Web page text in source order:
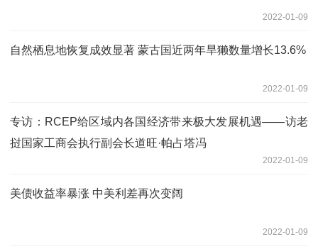
2022-01-09
自然栖息地恢复成效显著 蒙古国近两年旱獭数量增长13.6%
2022-01-09
专访：RCEP给区域内各国经济带来极大发展机遇——访老
挝国家工商会执行副会长道旺·帕占塔冯
2022-01-09
美债收益率暴涨 中美利差再次变阔
2022-01-09